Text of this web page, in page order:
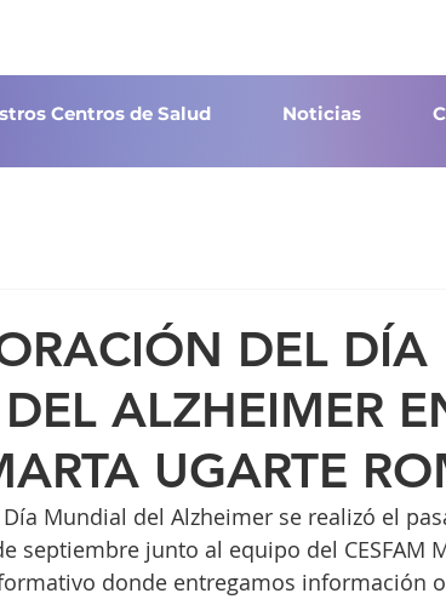
Centros de Salud Noticias
DEL DÍA
ALZHEIMER
UGARTE
Mundial del Alzheimer se realizó el
septiembre junto al equipo del CESFAM
donde entregamos información